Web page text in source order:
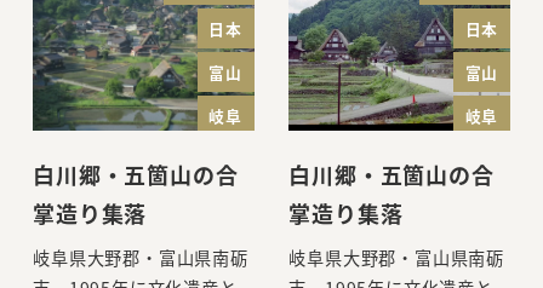
日本
富山
岐阜
白川郷・五箇山の合
掌造り集落
岐阜県大野郡・富山県南砺
日本
富山
岐阜
白川郷・五箇山の合
掌造り集落
岐阜県大野郡・富山県南砺